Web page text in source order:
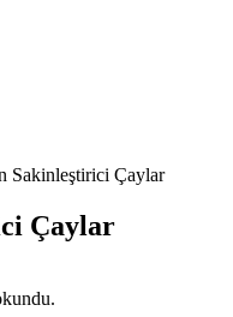
Sakinleştirici Çaylar
Çaylar